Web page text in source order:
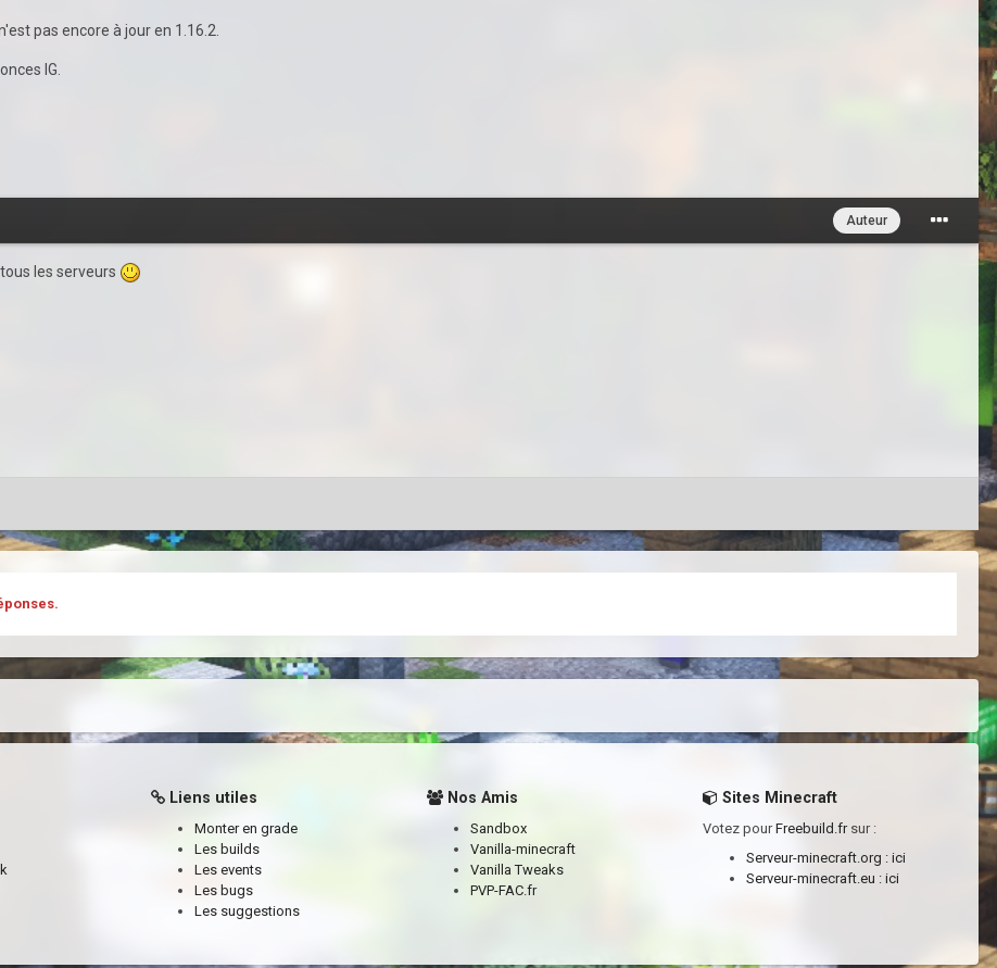
pas encore à jour en 1.16.2.
IG.
Auteur
les serveurs
Liens utiles
Monter en grade
Les builds
Les events
Les bugs
Les suggestions
Nos Amis
Sandbox
Vanilla-minecraft
Vanilla Tweaks
PVP-FAC.fr
Sites Minecraft
Votez pourFreebuild.frsur :
Serveur-minecraft.org : ici
Serveur-minecraft.eu : ici